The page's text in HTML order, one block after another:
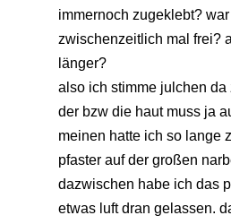
immernoch zugeklebt?
zwischenzeitlich mal frei?
länger?
also ich stimme julchen da
der bzw die haut muss ja
meinen hatte ich so lange
pfaster auf der großen
dazwischen habe ich das
etwas luft dran gelassen.